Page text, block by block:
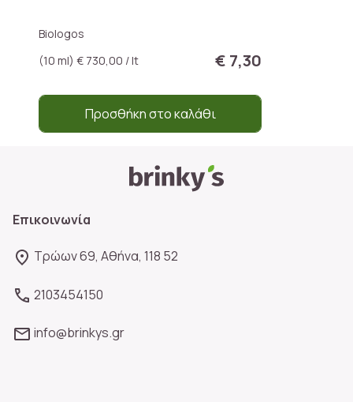
Biologos
(10 ml) € 730,00 / lt
€ 7,30
Προσθήκη στο καλάθι
Επικοινωνία
Τρώων 69, Αθήνα, 118 52
2103454150
info@brinkys.gr